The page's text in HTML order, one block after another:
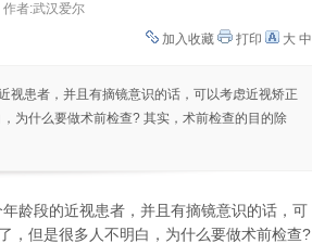
者:武汉爱尔
加入收藏
打印 大 中
视患者，并且有摘镜意识的话，可以考虑近视矫正
为什么要做术前检查? 其实，术前检查的目的除
龄段的近视患者，并且有摘镜意识的话，可
，但是很多人不明白，为什么要做术前检查?